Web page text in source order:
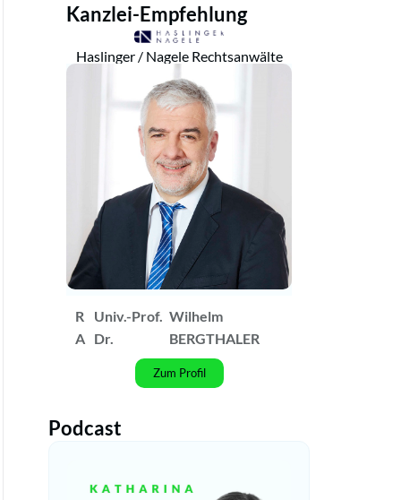
Kanzlei-Empfehlung
Haslinger / Nagele Rechtsanwälte
R
A
Univ.-Prof.
Dr.
Wilhelm
BERGTHALER
Zum Profil
Podcast